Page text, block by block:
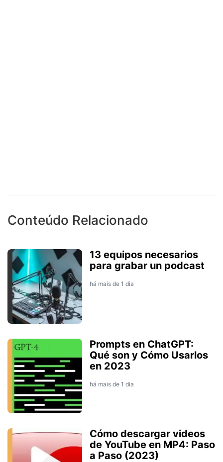
Conteúdo Relacionado
13 equipos necesarios
para grabar un podcast
há mais de 1 dia
Prompts en ChatGPT:
Qué son y Cómo Usarlos
en 2023
há mais de 1 dia
Cómo descargar videos
de YouTube en MP4: Paso
a Paso (2023)